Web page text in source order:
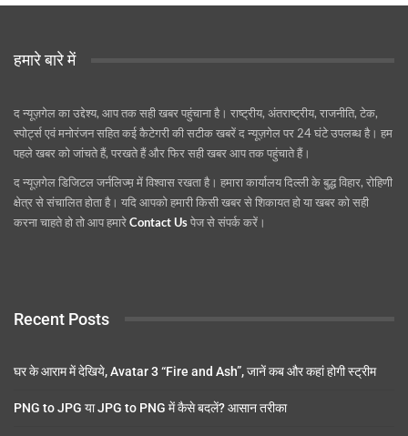
हमारे बारे में
द न्यूज़गेल का उद्देश्य, आप तक सही खबर पहुंचाना है। राष्ट्रीय, अंतराष्ट्रीय, राजनीति, टेक,
स्पोर्ट्स एवं मनोरंजन सहित कई कैटेगरी की सटीक खबरें द न्यूज़गेल पर 24 घंटे उपलब्ध है। हम
पहले खबर को जांचते हैं, परखते हैं और फिर सही खबर आप तक पहुंचाते हैं।
द न्यूज़गेल डिजिटल जर्नलिज्म़ में विश्वास रखता है। हमारा कार्यालय दिल्ली के बुद्ध विहार, रोहिणी
क्षेत्र से संचालित होता है। यदि आपको हमारी किसी खबर से शिकायत हो या खबर को सही
करना चाहते हो तो आप हमारेContact Usपेज से संपर्क करें।
Recent Posts
घर के आराम में देखिये, Avatar 3 “Fire and Ash”, जानें कब और कहां होगी स्ट्रीम
PNG to JPG या JPG to PNG में कैसे बदलें? आसान तरीका